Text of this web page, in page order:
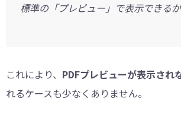
標準の「プレビュー」で表示できる
これにより、 PDFプレビューが表示され
れるケースも少なくありません。